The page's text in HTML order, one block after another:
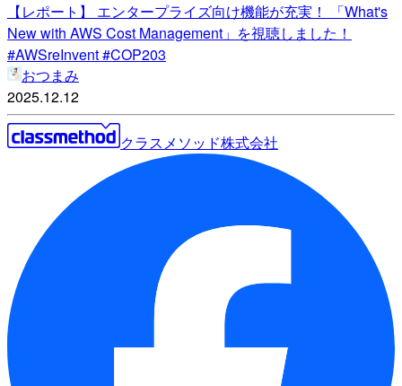
【レポート】 エンタープライズ向け機能が充実！ 「What's
New with AWS Cost Management」を視聴しました！
#AWSreInvent #COP203
おつまみ
2025.12.12
クラスメソッド株式会社